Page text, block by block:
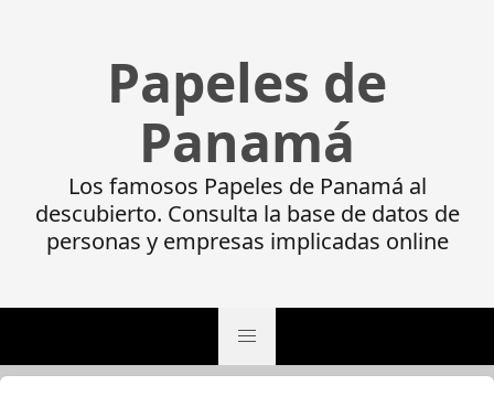
Papeles de
Panamá
Los famosos Papeles de Panamá al
descubierto. Consulta la base de datos de
personas y empresas implicadas online